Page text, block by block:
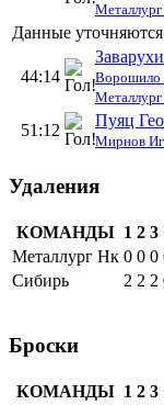
Данные уточняются
44:14
Ворошило
51:12
Пуяц
Мирнов
Удаления
КОМАНДЫ 1 2 3
Металлург Нк 0 0 0
Сибирь
2 2 2
Броски
КОМАНДЫ 1 2 3